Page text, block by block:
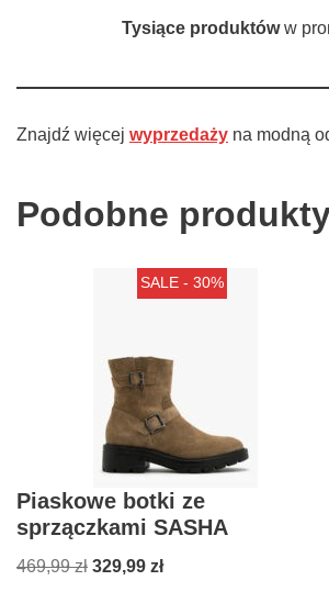
Tysiące produktóww
Znajdź więcej wyprzedaży na modną
Podobne
SALE - 30%
Piaskowe botki ze
sprzączkami SASHA
469,99zł 329,99 zł